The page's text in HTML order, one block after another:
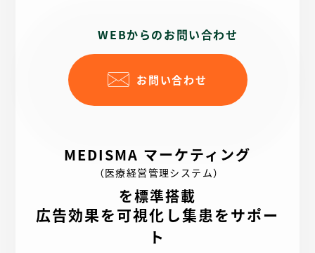
ってくるように、下層ページを診療内容ごとに充実させて
産科・婦人科のクリニックとして、安心・安全・快適さが
伝わるようなホームページを制作いたしました。
WEBからのお問い合わせ
お問い合わせ
MEDISMA マーケティング
（医療経営管理システム）
を標準搭載
広告効果を可視化し集患をサポー
ト